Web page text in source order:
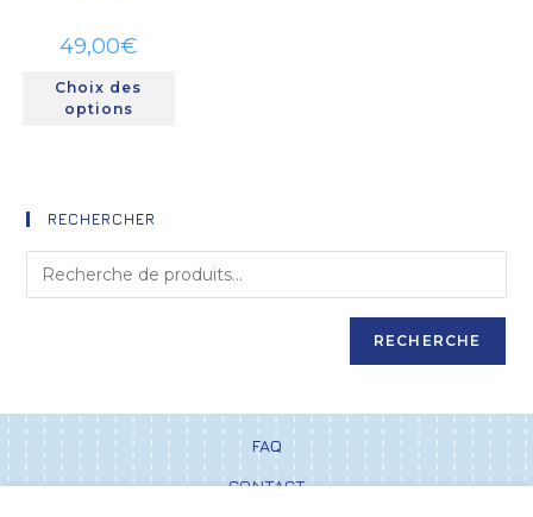
49,00€
Choix des
options
RECHERCHER
RECHERCHE
FAQ
CONTACT